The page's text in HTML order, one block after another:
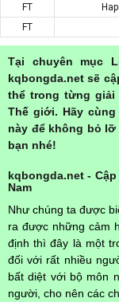
FT
FT
Tại chuyên mục
kqbongda.net sẽ
thể trong từng giải
Thế giới. Hãy
này để không bỏ
bạn nhé!
kqbongda.net -
Nam
Như chúng ta được
ra được những cảm
định thì đây là một
đối với rất nhiều
bất diệt với bộ môn
người, cho nên các